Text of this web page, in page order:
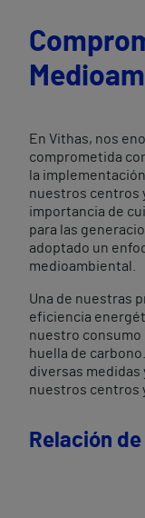
En Vithas, nos
comprometida
la
nuestros centros
importancia de
para las
adoptado un
medioambiental.
Una de nuestras
eficiencia
nuestro consumo
huella de
diversas medidas
nuestros centros
Relación